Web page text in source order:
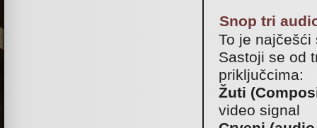
Snop tri
To je
Sastoji se od
priključcima:
Žuti
video signal